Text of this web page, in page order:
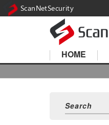
HOME
ScanNetSecurity